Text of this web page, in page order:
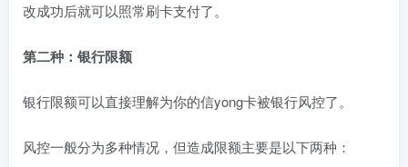
改成功后就可以照常刷卡支付了。
第二种：银行限额
银行限额可以直接理解为你的信yong卡被银行风控了。
风控一般分为多种情况，但造成限额主要是以下两种：